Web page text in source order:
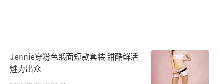
Jennie穿粉色缎面短款套装 甜酷鲜活
魅力出众